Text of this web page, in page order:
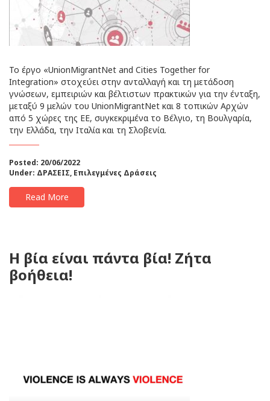
Το έργο «UnionMigrantNet and Cities Together for
Integration» στοχεύει στην ανταλλαγή και τη μετάδοση
γνώσεων, εμπειριών και βέλτιστων πρακτικών για την ένταξη,
μεταξύ 9 μελών του UnionMigrantNet και 8 τοπικών Αρχών
από 5 χώρες της ΕΕ, συγκεκριμένα το Βέλγιο, τη Βουλγαρία,
την Ελλάδα, την Ιταλία και τη Σλοβενία.
Posted: 20/06/2022
Under: ΔΡΑΣΕΙΣ, Επιλεγμένες Δράσεις
Read More
Η βία είναι πάντα βία! Ζήτα
βοήθεια!